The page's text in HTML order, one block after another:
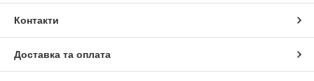
Контакти
Доставка та оплата